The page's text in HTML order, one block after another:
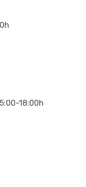
18:00h